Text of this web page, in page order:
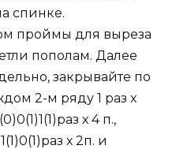
спинке.
проймы для выреза
пополам. Далее
закрывайте по
2-м ряду 1 раз х
х 4 п.,
х 2п. и